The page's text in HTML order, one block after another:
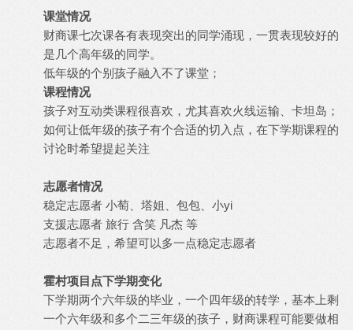
课堂情况
财商课七次课各有表现突出的同学涌现，一贯表现较好的
是几个高年级的同学。
低年级的个别孩子融入不了课堂；
课程情况
孩子对互动类课程很喜欢，尤其喜欢火线运输、卡坦岛；
如何让低年级的孩子有个合适的切入点，在下学期课程的
讨论时希望提起关注
志愿者情况
稳定志愿者 小萄、塔姐、包包、小yi
支援志愿者 旅行 含笑 凡杰 等
志愿者不足，希望可以多一点稳定志愿者
霍村项目点下学期变化
下学期两个六年级的毕业，一个四年级的转学，基本上剩
一个六年级和多个二三年级的孩子，财商课程可能要做相